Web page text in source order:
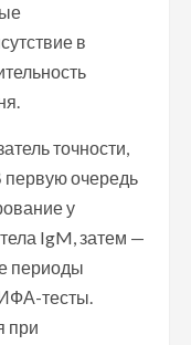
в
точности,
первую очередь
у
IgM, затем —
периоды
тесты.
при